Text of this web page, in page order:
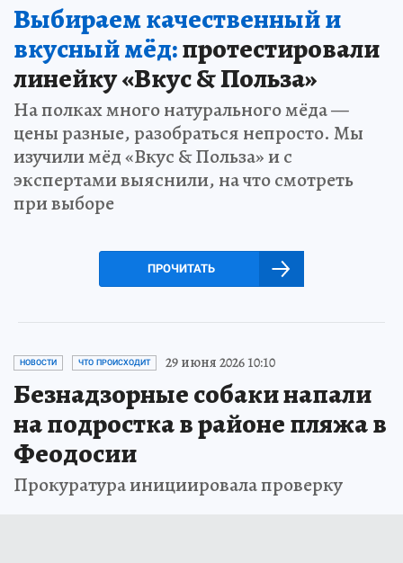
Выбираем качественный и
вкусный мёд:протестировали
линейку «Вкус & Польза»
На полках много натурального мёда —
цены разные, разобраться непросто. Мы
изучили мёд «Вкус & Польза» и с
экспертами выяснили, на что смотреть
при выборе
ПРОЧИТАТЬ
НОВОСТИ ЧТО ПРОИСХОДИТ 29 июня 2026 10:10
Безнадзорные собаки напали
на подростка в районе пляжа в
Феодосии
Прокуратура инициировала проверку